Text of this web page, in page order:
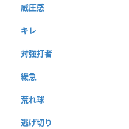
威圧感
キレ
対強打者
緩急
荒れ球
逃げ切り